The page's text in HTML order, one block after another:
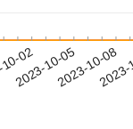
02
2023-10-052023-10-08